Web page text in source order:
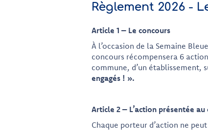
Règlement 2026 -
Article 1 – Le concours
À l’occasion de la Semaine
concours récompensera 6
commune, d’un établissement,
engagés ! ».
Article 2 – L’action présentée au
Chaque porteur d’action ne